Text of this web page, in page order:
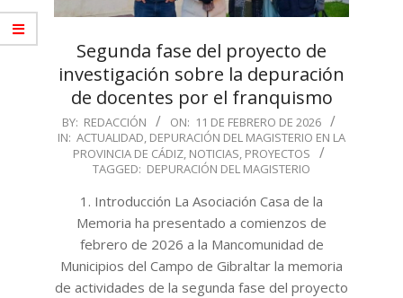
Segunda fase del proyecto de
investigación sobre la depuración
de docentes por el franquismo
2026-
02-
BY: REDACCIÓN ON: 11 DE FEBRERO DE 2026
IN: ACTUALIDAD, DEPURACIÓN DEL MAGISTERIO EN LA
PROVINCIA DE CÁDIZ, NOTICIAS, PROYECTOS
TAGGED: DEPURACIÓN DEL MAGISTERIO
1. Introducción La Asociación Casa de la
Memoria ha presentado a comienzos de
febrero de 2026 a la Mancomunidad de
Municipios del Campo de Gibraltar la memoria
de actividades de la segunda fase del proyecto